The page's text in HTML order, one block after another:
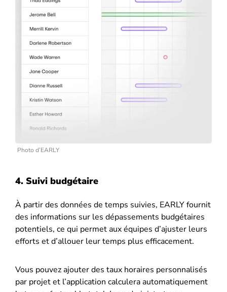
Photo d’EARLY
4. Suivi budgétaire
À partir des données de temps suivies, EARLY fournit
des informations sur les dépassements budgétaires
potentiels, ce qui permet aux équipes d’ajuster leurs
efforts et d’allouer leur temps plus efficacement.
Vous pouvez ajouter des taux horaires personnalisés
par projet et l’application calculera automatiquement